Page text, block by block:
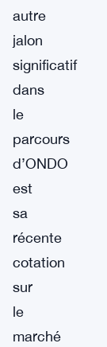
autre
jalon
significatif
dans
le
parcours
d’ONDO
est
sa
récente
cotation
sur
le
marché